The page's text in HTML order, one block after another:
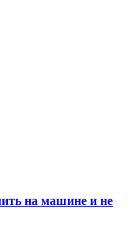
на машине и не